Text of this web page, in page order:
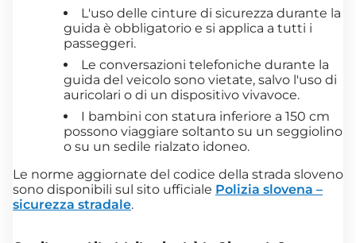
L'uso delle cinture di sicurezza durante la
guida è obbligatorio e si applica a tutti i
passeggeri.
Le conversazioni telefoniche durante la
guida del veicolo sono vietate, salvo l'uso di
auricolari o di un dispositivo vivavoce.
I bambini con statura inferiore a 150 cm
possono viaggiare soltanto su un seggiolino
o su un sedile rialzato idoneo.
Le norme aggiornate del codice della strada sloveno
sono disponibili sul sito ufficiale Polizia slovena –
sicurezza stradale.